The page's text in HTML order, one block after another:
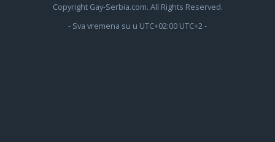
Copyright Gay-Serbia.com. All Rights Reserved.
- Sva vremena su u UTC+02:00 UTC+2 -